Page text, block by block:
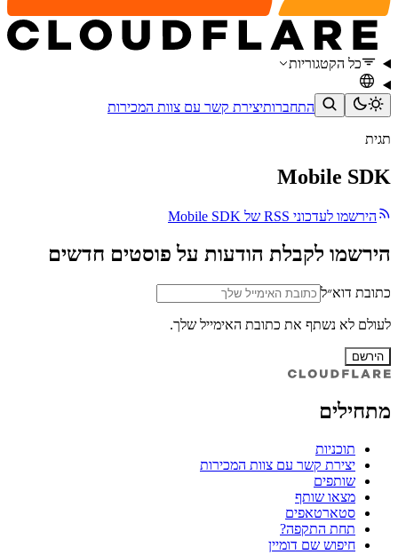
כל הקטגוריות
התחברותיצירת קשר עם צוות המכירות
תגית
Mobile SDK
הירשמו לעדכוני RSS של Mobile SDK
הירשמו לקבלת הודעות על פוסטים חדשים
כתובת דוא״ל
לעולם לא נשתף את כתובת האימייל שלך.
הירשם
מתחילים
תוכניות
יצירת קשר עם צוות המכירות
שותפים
מצאו שותף
סטארטאפים
תחת התקפה?
חיפוש שם דומיין